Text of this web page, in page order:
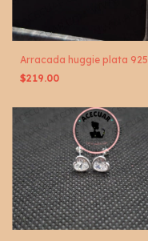
Arracada huggie plata 925
$219.00